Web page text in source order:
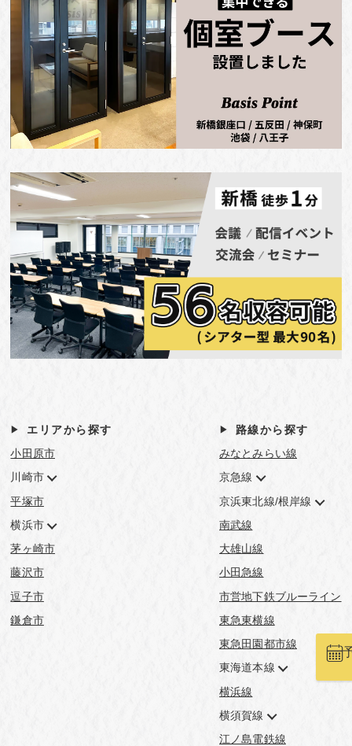
エリアから探す
小田原市
川崎市
平塚市
横浜市
茅ヶ崎市
藤沢市
逗子市
鎌倉市
路線から探す
みなとみらい線
京急線
京浜東北線/根岸線
南武線
大雄山線
小田急線
市営地下鉄ブルーライン
東急東横線
東急田園都市線
東海道本線
横浜線
横須賀線
江ノ島電鉄線